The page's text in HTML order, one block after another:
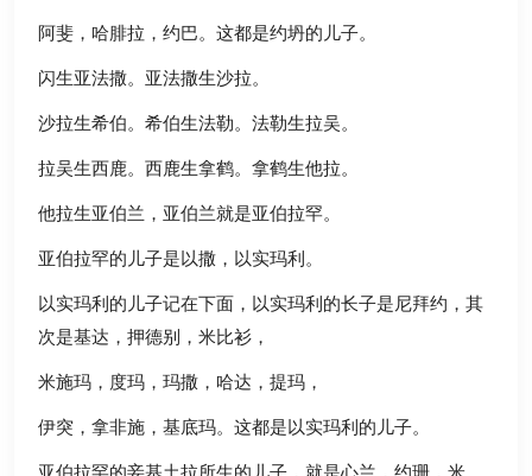
阿斐，哈腓拉，约巴。这都是约坍的儿子。
闪生亚法撒。亚法撒生沙拉。
沙拉生希伯。希伯生法勒。法勒生拉吴。
拉吴生西鹿。西鹿生拿鹤。拿鹤生他拉。
他拉生亚伯兰，亚伯兰就是亚伯拉罕。
亚伯拉罕的儿子是以撒，以实玛利。
以实玛利的儿子记在下面，以实玛利的长子是尼拜约，其
次是基达，押德别，米比衫，
米施玛，度玛，玛撒，哈达，提玛，
伊突，拿非施，基底玛。这都是以实玛利的儿子。